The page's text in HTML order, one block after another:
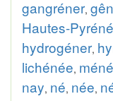
gangréner,
Hautes-
hydrogéner,
lichénée,
nay, né, née,